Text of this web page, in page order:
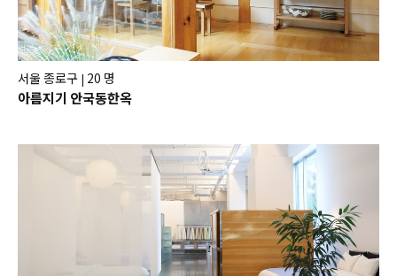
서울 종로구 | 20 명
아름지기 안국동한옥